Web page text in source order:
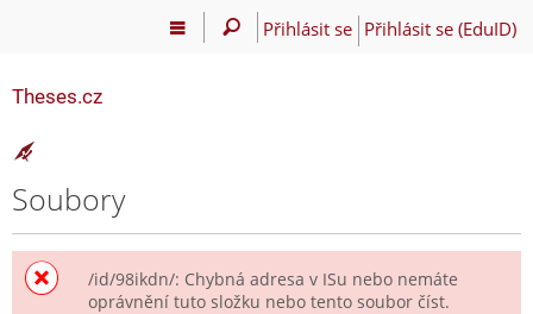
Přihlásit se Přihlásit se (EduID)
Theses.cz
Soubory
/id/98ikdn/: Chybná adresa v ISu nebo nemáte
oprávnění tuto složku nebo tento soubor číst.